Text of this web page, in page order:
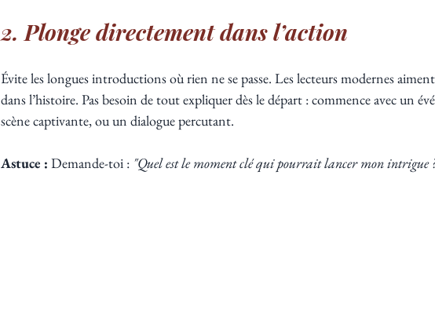
2. Plonge directement dans l’action
Évite les longues introductions où rien ne se passe. Les lecteurs modernes
dans l’histoire. Pas besoin de tout expliquer dès le départ : commence avec un
scène captivante, ou un dialogue percutant.
Astuce : Demande-toi : "Quel est le moment clé qui pourrait lancer mon intrigue